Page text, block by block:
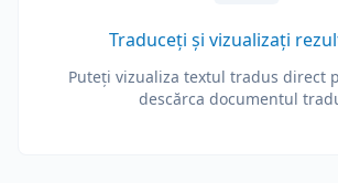
Traduceți și vizualizați
Puteți vizualiza textul tradus direct
descărca documentul